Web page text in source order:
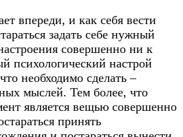
впереди, и как себя вести
задать себе нужный
совершенно ни к
психологический настрой
необходимо сделать –
мыслей. Тем более, что
является вещью совершенно
принять